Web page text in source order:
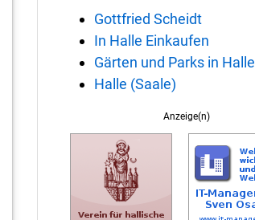
Gottfried Scheidt
In Halle Einkaufen
Gärten und Parks in Halle
Halle (Saale)
Anzeige(n)